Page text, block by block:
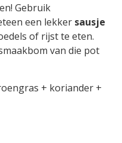
Gebruik
een lekker sausje
of rijst te eten.
van die pot
+ koriander +